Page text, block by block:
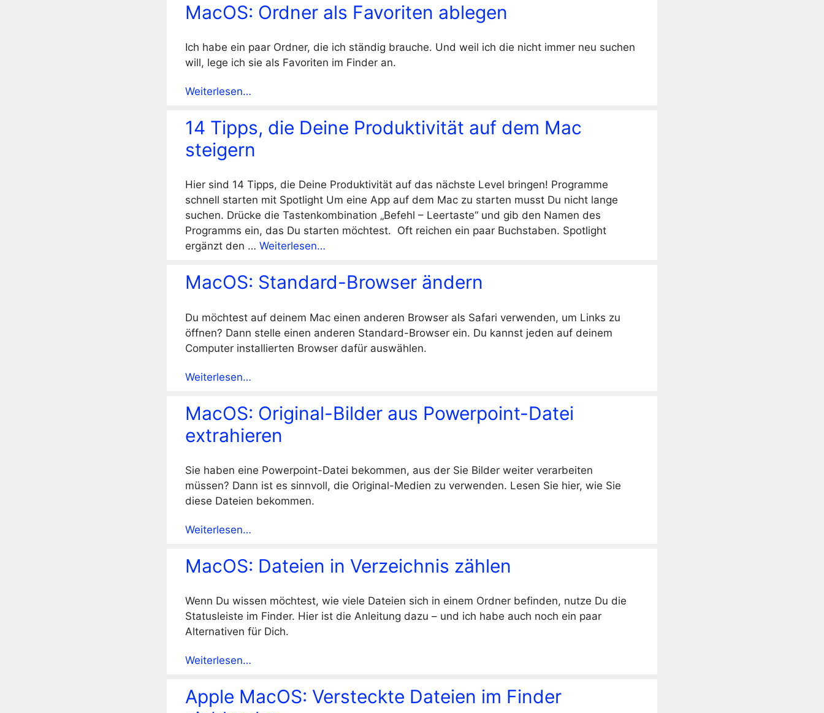
MacOS: Ordner als Favoriten ablegen
Ich habe ein paar Ordner, die ich ständig brauche. Und weil ich die nicht immer neu suchen
will, lege ich sie als Favoriten im Finder an.
Weiterlesen…
14 Tipps, die Deine Produktivität auf dem Mac
steigern
Hier sind 14 Tipps, die Deine Produktivität auf das nächste Level bringen! Programme
schnell starten mit Spotlight Um eine App auf dem Mac zu starten musst Du nicht lange
suchen. Drücke die Tastenkombination „Befehl – Leertaste“ und gib den Namen des
Programms ein, das Du starten möchtest. Oft reichen ein paar Buchstaben. Spotlight
ergänzt den … Weiterlesen…
MacOS: Standard-Browser ändern
Du möchtest auf deinem Mac einen anderen Browser als Safari verwenden, um Links zu
öffnen? Dann stelle einen anderen Standard-Browser ein. Du kannst jeden auf deinem
Computer installierten Browser dafür auswählen.
Weiterlesen…
MacOS: Original-Bilder aus Powerpoint-Datei
extrahieren
Sie haben eine Powerpoint-Datei bekommen, aus der Sie Bilder weiter verarbeiten
müssen? Dann ist es sinnvoll, die Original-Medien zu verwenden. Lesen Sie hier, wie Sie
diese Dateien bekommen.
Weiterlesen…
MacOS: Dateien in Verzeichnis zählen
Wenn Du wissen möchtest, wie viele Dateien sich in einem Ordner befinden, nutze Du die
Statusleiste im Finder. Hier ist die Anleitung dazu – und ich habe auch noch ein paar
Alternativen für Dich.
Weiterlesen…
Apple MacOS: Versteckte Dateien im Finder